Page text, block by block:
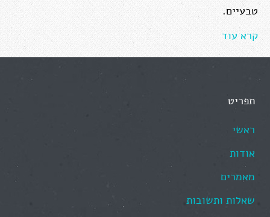
טבעיים.
קרא עוד
תפריט
ראשי
אודות
מאמרים
שאלות ותשובות